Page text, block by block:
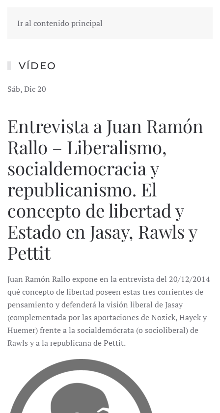
Ir al contenido principal
VÍDEO
Sáb, Dic 20
Entrevista a Juan Ramón
Rallo – Liberalismo,
socialdemocracia y
republicanismo. El
concepto de libertad y
Estado en Jasay, Rawls y
Pettit
Juan Ramón Rallo expone en la entrevista del 20/12/2014
qué concepto de libertad poseen estas tres corrientes de
pensamiento y defenderá la visión liberal de Jasay
(complementada por las aportaciones de Nozick, Hayek y
Huemer) frente a la socialdemócrata (o socioliberal) de
Rawls y a la republicana de Pettit.